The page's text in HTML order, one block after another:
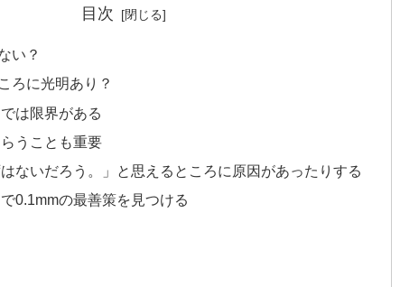
目次
い？
ろに光明あり？
は限界がある
うことも重要
はないだろう。」と思えるところに原因があったりする
0.1mmの最善策を見つける